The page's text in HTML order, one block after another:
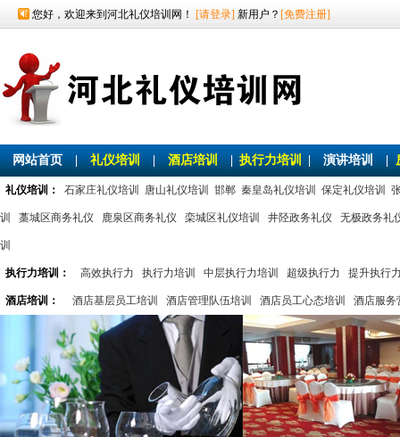
您好，欢迎来到河北礼仪培训网！ [请登录] 新用户？ [免费注册]
网站首页 礼仪培训 酒店培训 执行力培训 演讲培训
礼仪培训： 石家庄礼仪培训 唐山礼仪培训 邯郸 秦皇岛礼仪培训 保定礼仪培训
训 藁城区商务礼仪 鹿泉区商务礼仪 栾城区礼仪培训 井陉政务礼仪 无极政务礼
训
执行力培训： 高效执行力 执行力培训 中层执行力培训 超级执行力 提升执行
酒店培训： 酒店基层员工培训 酒店管理队伍培训 酒店员工心态培训 酒店服务